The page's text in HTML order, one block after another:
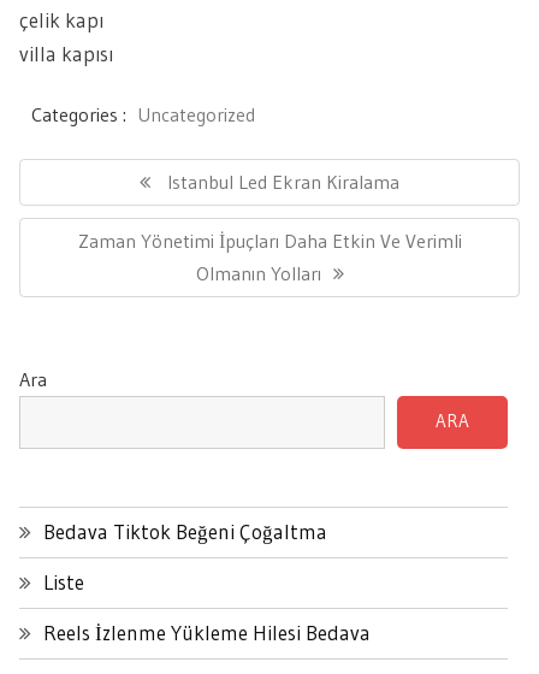
çelik kapı
villa kapısı
Categories : Uncategorized
Previous
Post:
Istanbul Led Ekran Kiralama
Next
Zaman Yönetimi İpuçları Daha Etkin Ve Verimli
Olmanın Yolları
Ara
ARA
Bedava Tiktok Beğeni Çoğaltma
Liste
Reels İzlenme Yükleme Hilesi Bedava